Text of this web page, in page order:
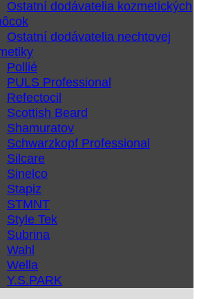
Ostatní dodávatelia kozmetických
Ostatní dodávatelia nechtovej
Pollié
PULS Professional
Refectocil
Scottish Beard
Shamuratov
Schwarzkopf Professional
Silcare
Sinelco
Stapiz
STMNT
Style Tek
Subrina
Wahl
Wella
Y.S.PARK